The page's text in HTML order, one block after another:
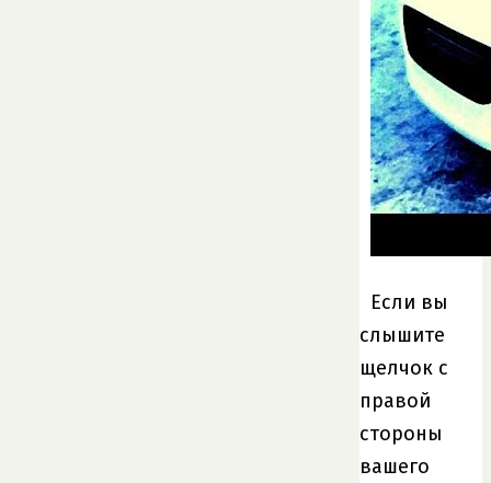
Если вы
слышите
щелчок с
правой
стороны
вашего